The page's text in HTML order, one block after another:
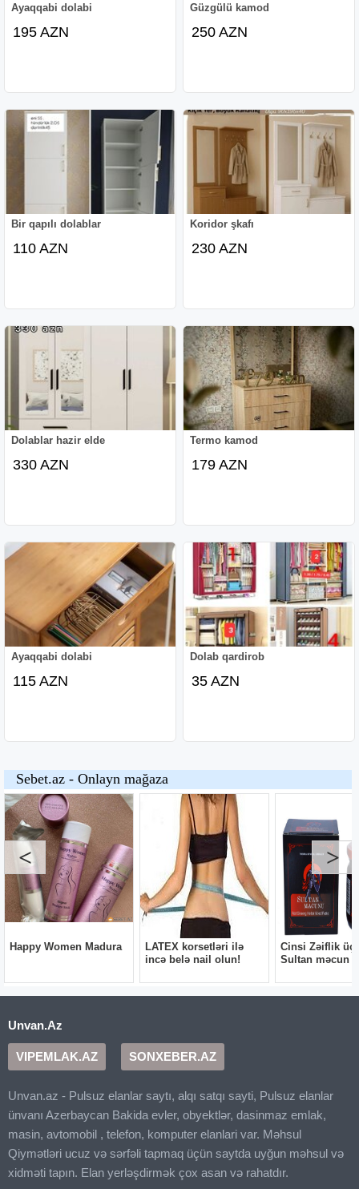
Ayaqqabi dolabi
195 AZN
Güzgülü kamod
250 AZN
Bir qapılı dolablar
110 AZN
Koridor şkafı
230 AZN
Dolablar hazir elde
330 AZN
Termo kamod
179 AZN
Ayaqqabi dolabi
115 AZN
Dolab qardirob
35 AZN
Unvan.Az
VIPEMLAK.AZ SONXEBER.AZ
Unvan.az - Pulsuz elanlar saytı, alqı satqı sayti, Pulsuz elanlar
ünvanı Azerbaycan Bakida evler, obyektlər, dasinmaz emlak,
masin, avtomobil , telefon, komputer elanlari var. Məhsul
Qiymətləri ucuz və sərfəli tapmaq üçün saytda uyğun məhsul və
xidməti tapın. Elan yerləşdirmək çox asan və rahatdır.